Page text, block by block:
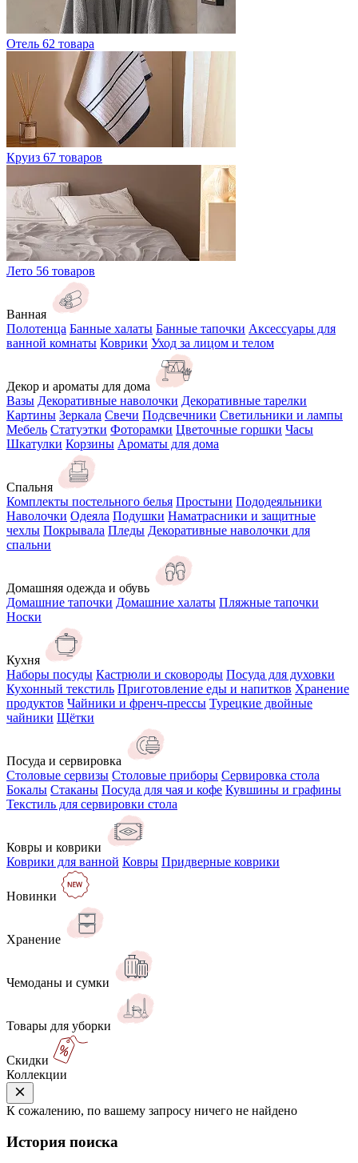
Отель 62 товара
Круиз 67 товаров
Лето 56 товаров
Ванная
Полотенца Банные халаты Банные тапочки Аксессуары для
ванной комнаты Коврики Уход за лицом и телом
Декор и ароматы для дома
Вазы Декоративные наволочки Декоративные тарелки
Картины Зеркала Свечи Подсвечники Светильники и лампы
Мебель Статуэтки Фоторамки Цветочные горшки Часы
Шкатулки Корзины Ароматы для дома
Спальня
Комплекты постельного белья Простыни Пододеяльники
Наволочки Одеяла Подушки Наматрасники и защитные
чехлы Покрывала Пледы Декоративные наволочки для
спальни
Домашняя одежда и обувь
Домашние тапочки Домашние халаты Пляжные тапочки
Носки
Кухня
Наборы посуды Кастрюли и сковороды Посуда для духовки
Кухонный текстиль Приготовление еды и напитков Хранение
продуктов Чайники и френч-прессы Турецкие двойные
чайники Щётки
Посуда и сервировка
Столовые сервизы Столовые приборы Сервировка стола
Бокалы Стаканы Посуда для чая и кофе Кувшины и графины
Текстиль для сервировки стола
Ковры и коврики
Коврики для ванной Ковры Придверные коврики
Новинки
Хранение
Чемоданы и сумки
Товары для уборки
Скидки
Коллекции
К сожалению, по вашему запросу ничего не найдено
История поиска